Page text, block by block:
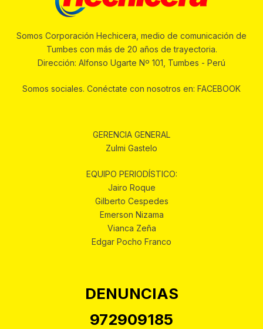
Somos Corporación Hechicera, medio de comunicación de
Tumbes con más de 20 años de trayectoria.
Dirección: Alfonso Ugarte Nº 101, Tumbes - Perú
Somos sociales. Conéctate con nosotros en: FACEBOOK
GERENCIA GENERAL
Zulmi Gastelo
EQUIPO PERIODÍSTICO:
Jairo Roque
Gilberto Cespedes
Emerson Nizama
Vianca Zeña
Edgar Pocho Franco
DENUNCIAS
972909185